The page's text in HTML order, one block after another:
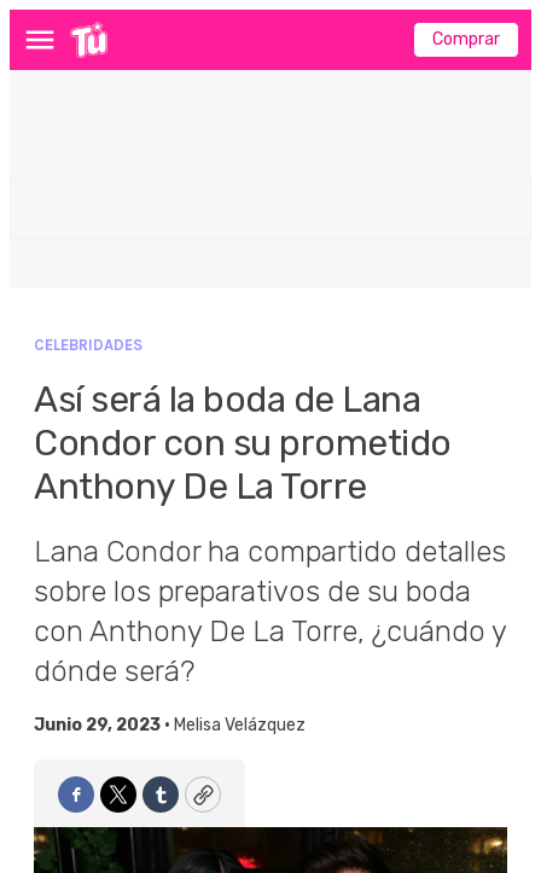
Menú Comprar
CELEBRIDADES
Así será la boda de Lana
Condor con su prometido
Anthony De La Torre
Lana Condor ha compartido detalles
sobre los preparativos de su boda
con Anthony De La Torre, ¿cuándo y
dónde será?
Junio 29, 2023 • Melisa Velázquez
Facebook
TwitterTumblrCopy